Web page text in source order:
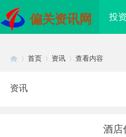
偏关资讯网 投
首页 资讯 查看内容
资讯
酒店